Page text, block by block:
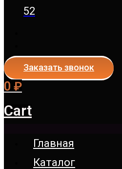
52
Заказать звонок
0 ₽
Cart
Главная
Каталог